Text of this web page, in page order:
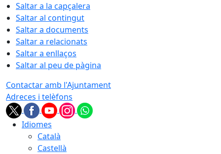
Saltar a la capçalera
Saltar al contingut
Saltar a documents
Saltar a relacionats
Saltar a enllaços
Saltar al peu de pàgina
Contactar amb l'Ajuntament
Adreces i telèfons
Idiomes
Català
Castellà